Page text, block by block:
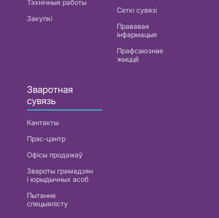
Тэхнічныя работы
Закупкі
Сеткі сувязі
Прававая
інфармацыя
Прафсаюзнае
жыццё
Зваротная
сувязь
Кантакты
Прэс-цэнтр
Офісы продажаў
Звароты грамадзян
і юрыдычных асоб
Пытанне
спецыялісту